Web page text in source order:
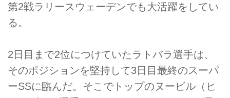
第2戦ラリースウェーデンでも大活躍をしてい
る。
2日目まで2位につけていたラトバラ選手は、
そのポジションを堅持して3日目最終のスーパ
ーSSに臨んだ。そこでトップのヌービル（ヒ